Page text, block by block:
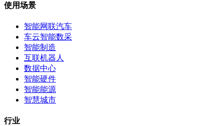
使用场景
智能网联汽车
车云智能数采
智能制造
互联机器人
数据中心
智能硬件
智能能源
智慧城市
行业